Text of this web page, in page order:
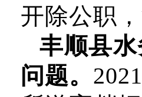
开除公职
丰顺县
问题。